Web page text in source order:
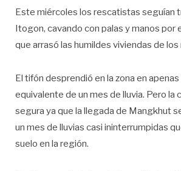
Este miércoles los rescatistas seguían
Itogon, cavando con palas y manos por
que arrasó las humildes viviendas de los
El tifón desprendió en la zona en apenas
equivalente de un mes de lluvia. Pero la
segura ya que la llegada de Mangkhut
un mes de lluvias casi ininterrumpidas
suelo en la región.